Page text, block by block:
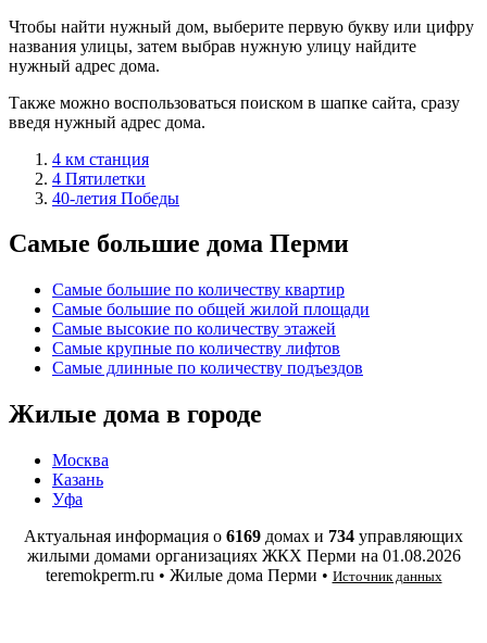
Чтобы найти нужный дом, выберите первую букву или цифру
названия улицы, затем выбрав нужную улицу найдите
нужный адрес дома.
Также можно воспользоваться поиском в шапке сайта, сразу
введя нужный адрес дома.
4 км станция
4 Пятилетки
40-летия Победы
Самые большие дома Перми
Самые большие по количеству квартир
Самые большие по общей жилой площади
Самые высокие по количеству этажей
Самые крупные по количеству лифтов
Самые длинные по количеству подъездов
Жилые дома в городе
Москва
Казань
Уфа
Актуальная информация о 6169 домах и 734 управляющих
жилыми домами организациях ЖКХ Перми на 01.08.2026
teremokperm.ru • Жилые дома Перми • Источник данных